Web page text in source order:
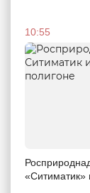
10:55
«Ситиматик»